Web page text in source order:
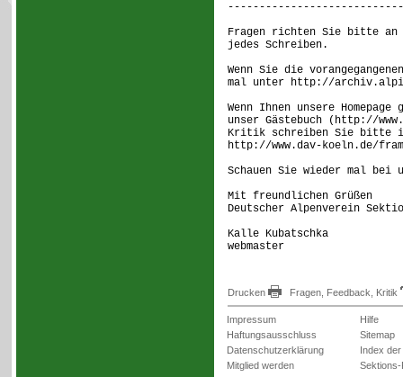
Fragen richten Sie bitte an
jedes Schreiben.
Wenn Sie die
mal unter http://
Wenn Ihnen unsere
unser Gästebuch (http://
Kritik schreiben Sie bitte
http://www.dav-koeln.de/
Schauen Sie wieder mal bei
Mit freundlichen Grüßen
Deutscher Alpenverein
Kalle Kubatschka
webmaster
Drucken Fragen, Feedback, Kritik
Impressum
Haftungsausschluss
Datenschutzerklärung
Mitglied werden
Hilfe
Sitemap
Index
Sektions-